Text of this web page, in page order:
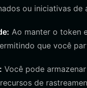
ou iniciativas de
Ao manter o token
que você
Você pode
de